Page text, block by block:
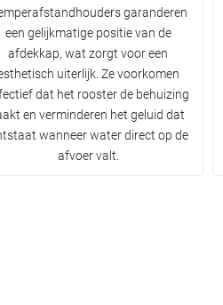
garanderen
een gelijkmatige positie van de
afdekkap, wat zorgt voor een
uiterlijk. Ze voorkomen
dat het rooster de behuizing
en verminderen het geluid dat
wanneer water direct op de
afvoer valt.